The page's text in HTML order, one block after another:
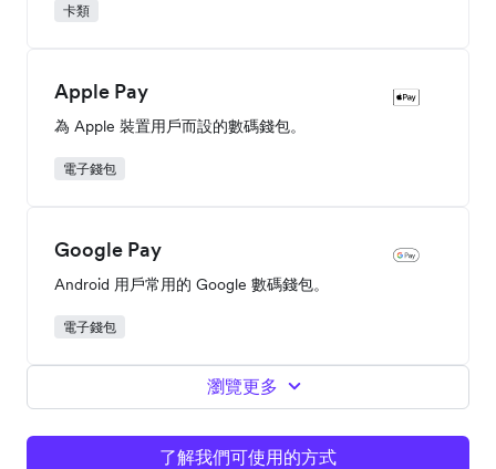
卡類
Apple Pay
為 Apple 裝置用戶而設的數碼錢包。
電子錢包
Google Pay
Android 用戶常用的 Google 數碼錢包。
電子錢包
瀏覽更多
了解我們可使用的方式